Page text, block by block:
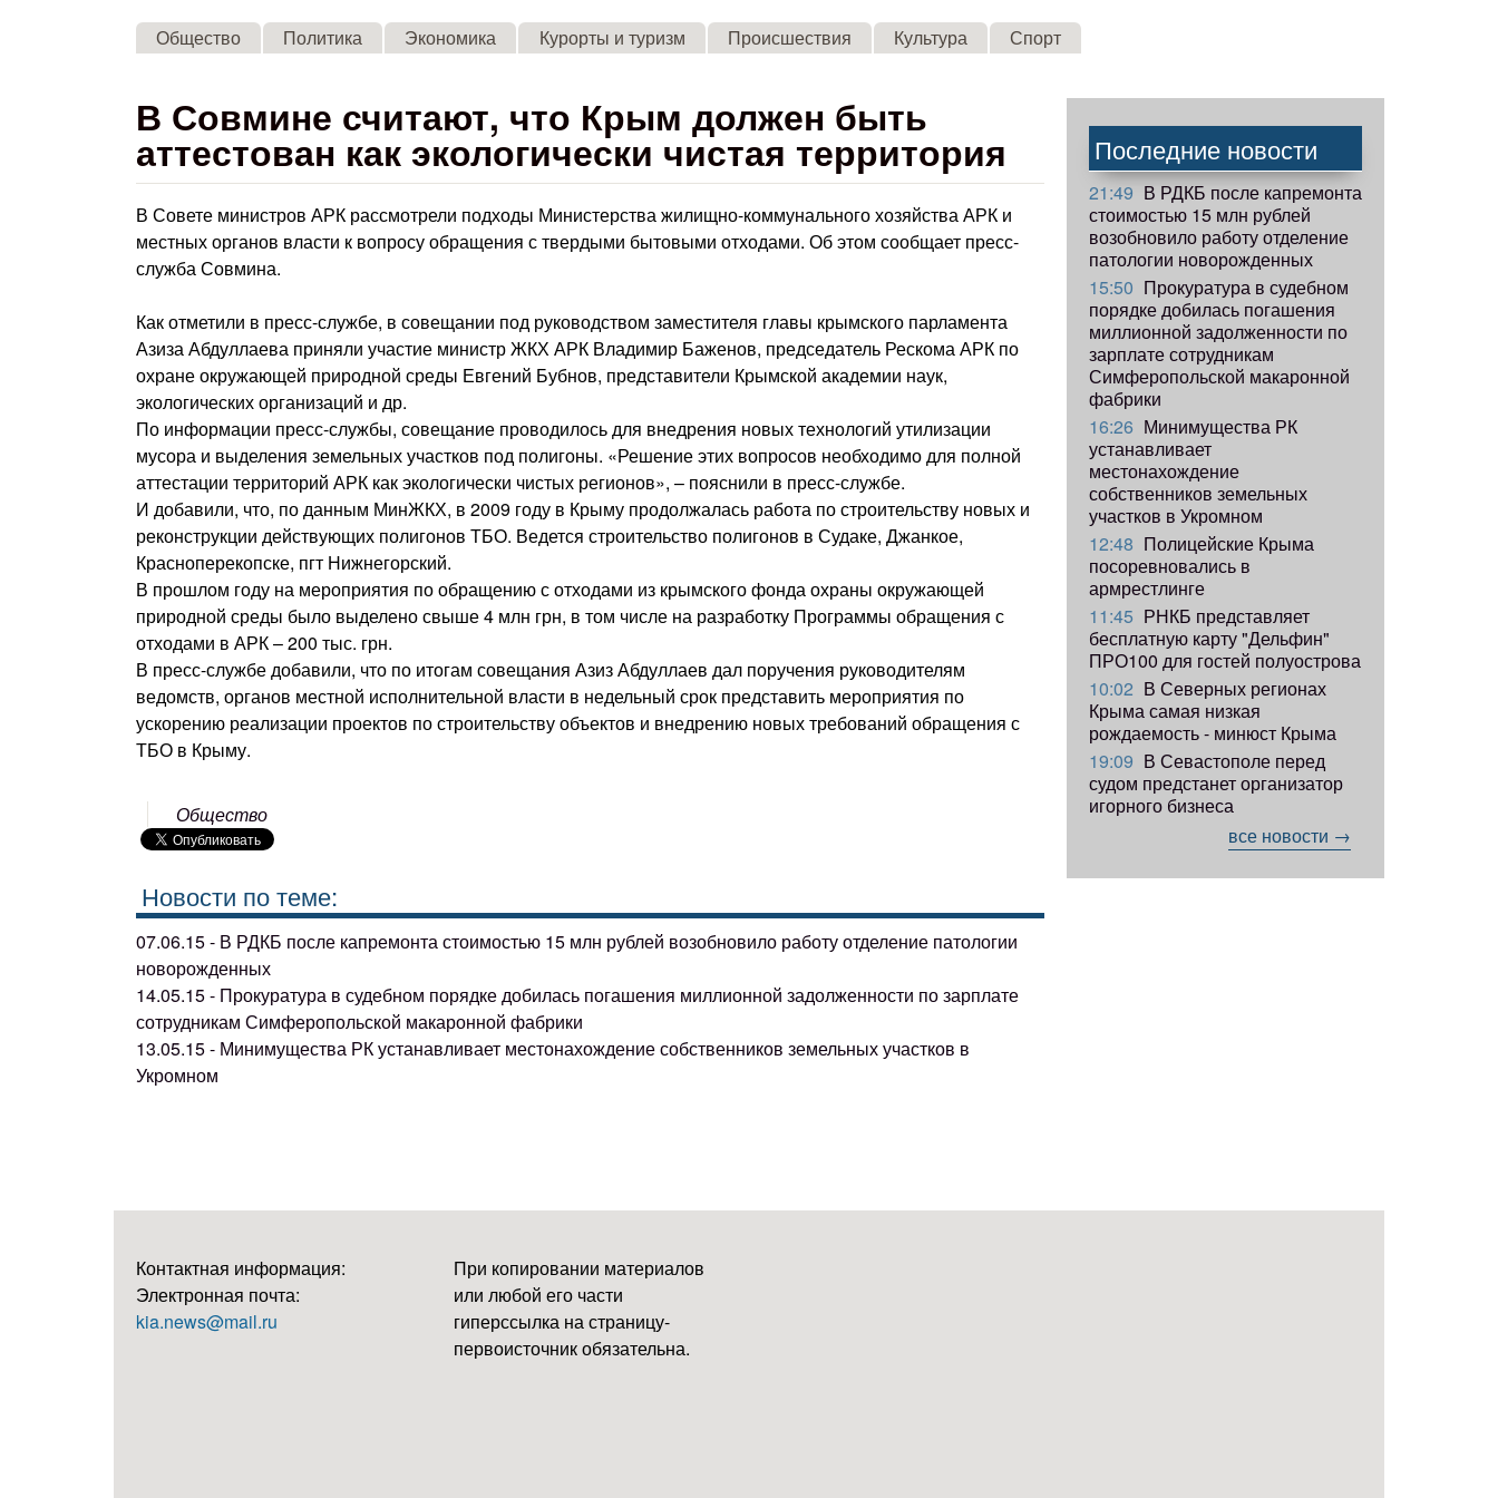
Skip to main content
Общество Политика Экономика Курорты и туризм Происшествия Культура Спорт
В Совмине считают, что Крым должен быть
аттестован как экологически чистая территория
В Совете министров АРК рассмотрели подходы Министерства жилищно-коммунального хозяйства АРК и
местных органов власти к вопросу обращения с твердыми бытовыми отходами. Об этом сообщает пресс-
служба Совмина.
Как отметили в пресс-службе, в совещании под руководством заместителя главы крымского парламента
Азиза Абдуллаева приняли участие министр ЖКХ АРК Владимир Баженов, председатель Рескома АРК по
охране окружающей природной среды Евгений Бубнов, представители Крымской академии наук,
экологических организаций и др.
По информации пресс-службы, совещание проводилось для внедрения новых технологий утилизации
мусора и выделения земельных участков под полигоны. «Решение этих вопросов необходимо для полной
аттестации территорий АРК как экологически чистых регионов», – пояснили в пресс-службе.
И добавили, что, по данным МинЖКХ, в 2009 году в Крыму продолжалась работа по строительству новых и
реконструкции действующих полигонов ТБО. Ведется строительство полигонов в Судаке, Джанкое,
Красноперекопске, пгт Нижнегорский.
В прошлом году на мероприятия по обращению с отходами из крымского фонда охраны окружающей
природной среды было выделено свыше 4 млн грн, в том числе на разработку Программы обращения с
отходами в АРК – 200 тыс. грн.
В пресс-службе добавили, что по итогам совещания Азиз Абдуллаев дал поручения руководителям
ведомств, органов местной исполнительной власти в недельный срок представить мероприятия по
ускорению реализации проектов по строительству объектов и внедрению новых требований обращения с
ТБО в Крыму.
Общество
Новости по теме:
07.06.15 - В РДКБ после капремонта стоимостью 15 млн рублей возобновило работу отделение патологии
новорожденных
14.05.15 - Прокуратура в судебном порядке добилась погашения миллионной задолженности по зарплате
сотрудникам Симферопольской макаронной фабрики
13.05.15 - Минимущества РК устанавливает местонахождение собственников земельных участков в
Укромном
Последние новости
21:49 В РДКБ после капремонта
стоимостью 15 млн рублей
возобновило работу отделение
патологии новорожденных
15:50 Прокуратура в судебном
порядке добилась погашения
миллионной задолженности по
зарплате сотрудникам
Симферопольской макаронной
фабрики
16:26 Минимущества РК
устанавливает
местонахождение
собственников земельных
участков в Укромном
12:48 Полицейские Крыма
посоревновались в
армрестлинге
11:45 РНКБ представляет
бесплатную карту "Дельфин"
ПРО100 для гостей полуострова
10:02 В Северных регионах
Крыма самая низкая
рождаемость - минюст Крыма
19:09 В Севастополе перед
судом предстанет организатор
игорного бизнеса
все новости →
Контактная информация:
Электронная почта:
kia.news@mail.ru
При копировании материалов
или любой его части
гиперссылка на страницу-
первоисточник обязательна.